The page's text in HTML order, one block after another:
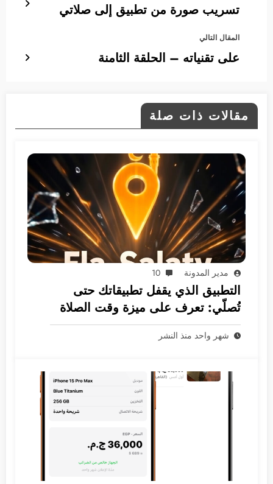
تسريب صورة من تطبيق إلى صلاتي
المقال التالي
على تقنياته – الحلقة الثامنة
مقالات ذات صلة
مدير المدونة 10
التطبيق الذي يقفل تطبيقاتك حتى
تُصلّي: تعرف على ميزة وقت الصلاة
الثورية
شهر واحد منذ النشر